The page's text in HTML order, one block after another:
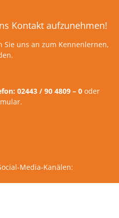
Kontakt aufzunehmen!
Sie uns an zum Kennenlernen,
02443 / 90 4809 – 0 oder
Media-Kanälen: